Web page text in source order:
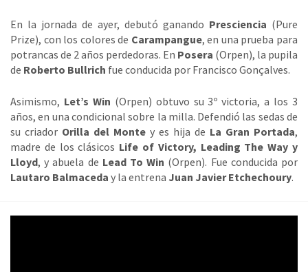
En la jornada de ayer, debutó ganando Presciencia (Pure
Prize), con los colores de Carampangue, en una prueba para
potrancas de 2 años perdedoras. En Posera (Orpen), la pupila
de Roberto Bullrich fue conducida por Francisco Gonçalves.
Asimismo, Let’s Win (Orpen) obtuvo su 3º victoria, a los 3
años, en una condicional sobre la milla. Defendió las sedas de
su criador Orilla del Monte y es hija de La Gran Portada,
madre de los clásicos Life of Victory, Leading The Way y
Lloyd, y abuela de Lead To Win (Orpen). Fue conducida por
Lautaro Balmaceda y la entrena Juan Javier Etchechoury.